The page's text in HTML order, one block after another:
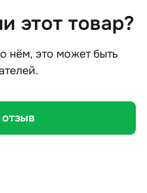
этот товар?
нём, это может быть